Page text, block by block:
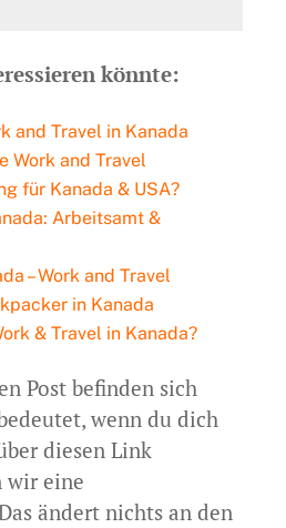
könnte:
and Travel in Kanada
Work and Travel
für Kanada & USA?
Arbeitsamt &
– Work and Travel
in Kanada
& Travel in Kanada?
Post befinden sich
wenn du dich
diesen Link
wir eine
ändert nichts an den